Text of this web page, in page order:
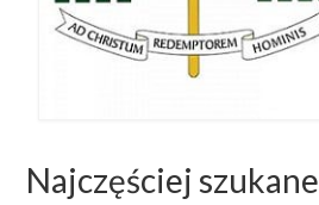
Najczęściej szukane